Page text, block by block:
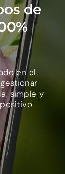
de
en el
simple y